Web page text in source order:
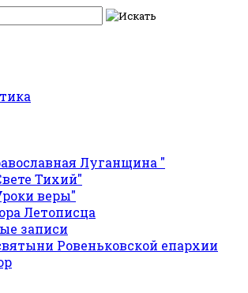
Луганщина "
Тихий"
веры"
Летописца
записи
Ровеньковской епархии